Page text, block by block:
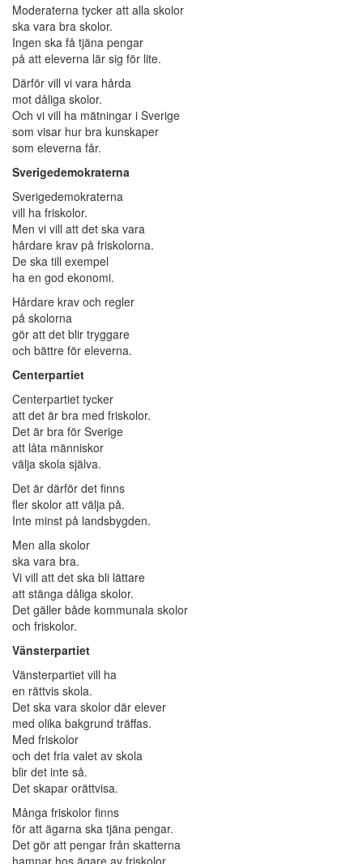
Moderaterna tycker att alla skolor
ska vara bra skolor.
Ingen ska få tjäna pengar
på att eleverna lär sig för lite.
Därför vill vi vara hårda
mot dåliga skolor.
Och vi vill ha mätningar i Sverige
som visar hur bra kunskaper
som eleverna får.
Sverigedemokraterna
Sverigedemokraterna
vill ha friskolor.
Men vi vill att det ska vara
hårdare krav på friskolorna.
De ska till exempel
ha en god ekonomi.
Hårdare krav och regler
på skolorna
gör att det blir tryggare
och bättre för eleverna.
Centerpartiet
Centerpartiet tycker
att det är bra med friskolor.
Det är bra för Sverige
att låta människor
välja skola själva.
Det är därför det finns
fler skolor att välja på.
Inte minst på landsbygden.
Men alla skolor
ska vara bra.
Vi vill att det ska bli lättare
att stänga dåliga skolor.
Det gäller både kommunala skolor
och friskolor.
Vänsterpartiet
Vänsterpartiet vill ha
en rättvis skola.
Det ska vara skolor där elever
med olika bakgrund träffas.
Med friskolor
och det fria valet av skola
blir det inte så.
Det skapar orättvisa.
Många friskolor finns
för att ägarna ska tjäna pengar.
Det gör att pengar från skatterna
hamnar hos ägare av friskolor.